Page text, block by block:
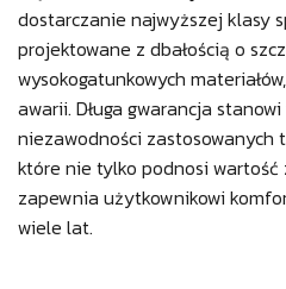
dostarczanie najwyższej klasy
projektowane z dbałością o
wysokogatunkowych
awarii. Długa gwarancja
niezawodności zastosowanych
które nie tylko podnosi
zapewnia użytkownikowi
wiele lat.